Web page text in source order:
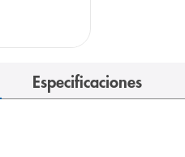
Especificaciones